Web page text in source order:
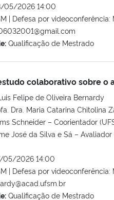
05/2026 14:00
| Defesa por
Qualificação de Mestrado
colaborativo sobre
Felipe de Oliveira Bernardy
Dra. Maria Catarina Chitolina
Schneider – Coorientador
José da Silva e Sá –
2026 14:00
| Defesa por
Qualificação de Mestrado